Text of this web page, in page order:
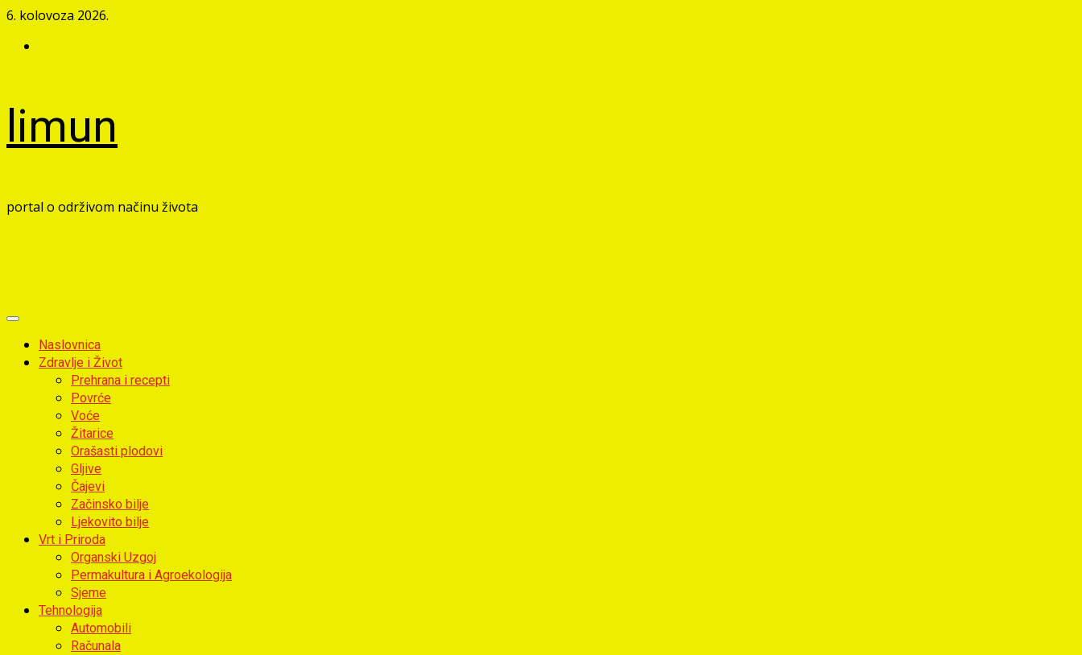
Skip
content
6. kolovoza 2026.
limun
portal o održivom načinu života
Primary
MenuNaslovnica
Zdravlje i Život
Prehrana i recepti
Povrće
Voće
Žitarice
Orašasti plodovi
Gljive
Čajevi
Začinsko bilje
Ljekovito bilje
Vrt i Priroda
Organski Uzgoj
Permakultura i Agroekologija
Sjeme
Tehnologija
Automobili
Računala